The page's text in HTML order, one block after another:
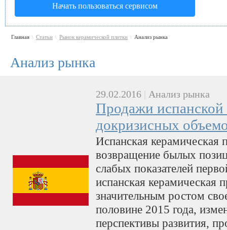
Начать пользоваться сервисом
Главная \ Статьи \ Рынок керамической плитки \ Анализ рынка
Анализ рынка
29.02.2016 Анализ рынка
Продажи испанской
докризисных
Испанская керамическая
возвращение былых
слабых показателей
испанская керамическая
значительным ростом
половине 2015 года,
перспективы развития,